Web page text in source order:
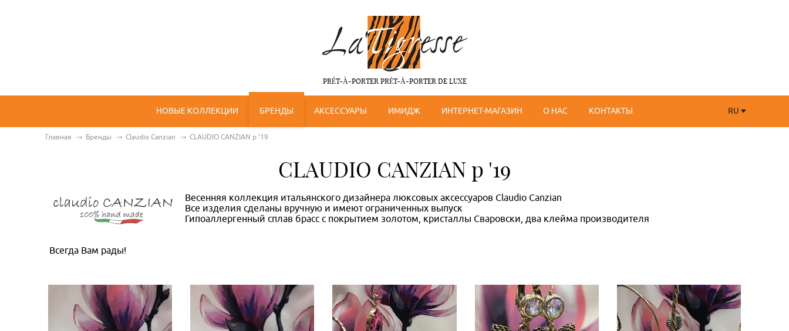
PRÉT-À-PORTER PRÉT-À-PORTER DE LUXE
НОВЫЕ КОЛЛЕКЦИИ БРЕНДЫ АКСЕССУАРЫ ИМИДЖ ИНТЕРНЕТ-МАГАЗИН О НАС КОНТАКТЫ
RU
Главная Бренды Claudio Canzian CLAUDIO CANZIAN p '19
CLAUDIO CANZIAN p '19
Весенняя коллекция итальянского дизайнера люксовых аксессуаров Claudio Canzian
Все изделия сделаны вручную и имеют ограниченных выпуск
Гипоаллергенный сплав брасс с покрытием золотом, кристаллы Сваровски, два клейма производителя
Всегда Вам рады!